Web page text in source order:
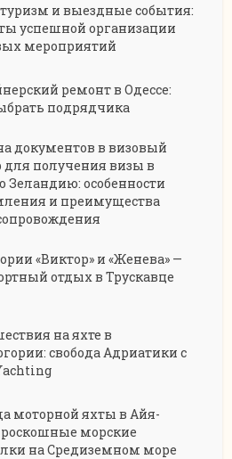
и выездные события:
успешной организации
мероприятий
ремонт в Одессе:
подрядчика
документов в визовый
для получения визы в
Зеландию: особенности
и преимущества
«Виктор» и «Женева» —
отдых в Трускавце
на яхте в
свобода Адриатики с
моторной яхты в Айя-
морские
на Средиземном море